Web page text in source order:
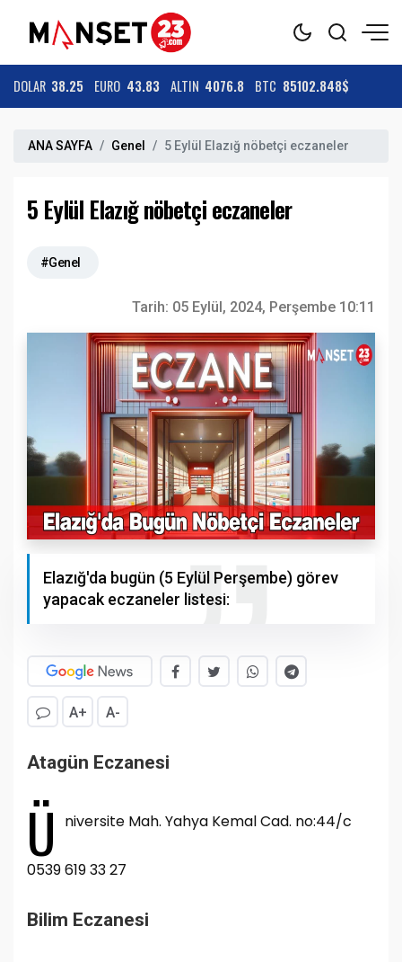
DOLAR 38.25 EURO 43.83 ALTIN 4076.8 BTC 85102.848$
ANA SAYFA Genel 5 Eylül Elazığ nöbetçi eczaneler
5 Eylül Elazığ nöbetçi eczaneler
#Genel
Tarih: 05 Eylül, 2024, Perşembe 10:11
Elazığ'da bugün (5 Eylül Perşembe) görev
yapacak eczaneler listesi:
A+ A-
Atagün Eczanesi
Ü niversite Mah. Yahya Kemal Cad. no:44/c
0539 619 33 27
Bilim Eczanesi